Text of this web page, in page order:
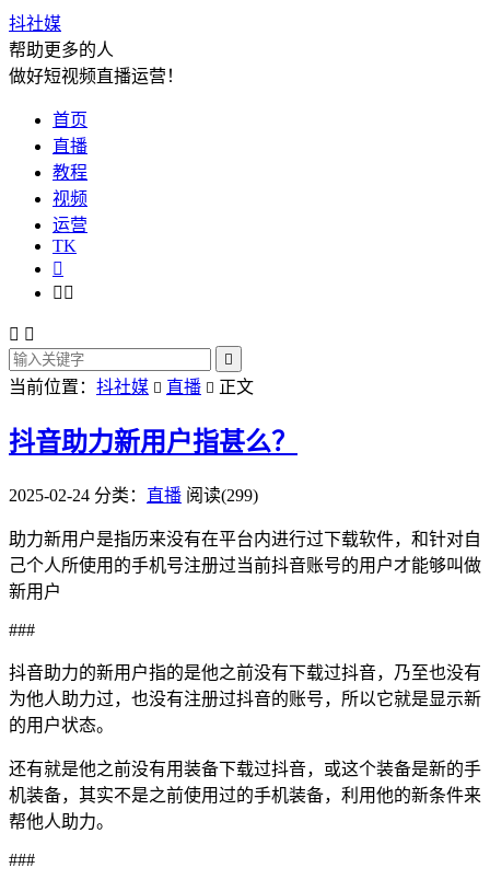
抖社媒
帮助更多的人
做好短视频直播运营！
首页
直播
教程
视频
运营
TK

 
 

当前位置： 抖社媒  直播  正文
抖音助力新用户指甚么？
2025-02-24 分类： 直播 阅读(299)
助力新用户是指历来没有在平台内进行过下载软件，和针对自
己个人所使用的手机号注册过当前抖音账号的用户才能够叫做
新用户
###
抖音助力的新用户指的是他之前没有下载过抖音，乃至也没有
为他人助力过，也没有注册过抖音的账号，所以它就是显示新
的用户状态。
还有就是他之前没有用装备下载过抖音，或这个装备是新的手
机装备，其实不是之前使用过的手机装备，利用他的新条件来
帮他人助力。
###